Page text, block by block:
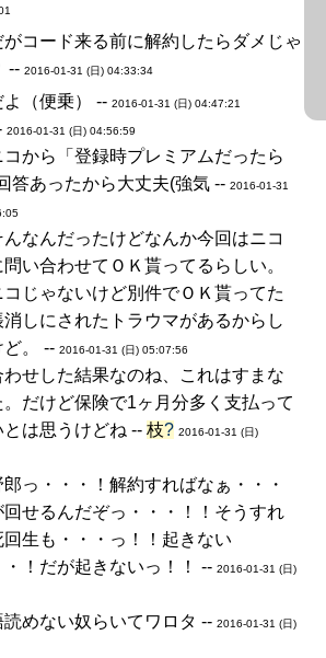
がコード来る前に解約したらダメじゃ
-- 2016-01-31 (日) 04:33:34
よ（便乗） -- 2016-01-31 (日) 04:47:21
2016-01-31 (日) 04:56:59
コから「登録時プレミアムだったら
答あったから大丈夫(強気 -- 2016-01-31
なんだったけどなんか今回はニコ
い合わせてＯＫ貰ってるらしい。
コじゃないけど別件でＯＫ貰ってた
消しにされたトラウマがあるからし
ど。 -- 2016-01-31 (日) 05:07:56
わせした結果なのね、これはすまな
。だけど保険で1ヶ月分多く支払って
とは思うけどね -- 枝? 2016-01-31 (日)
っ・・・！解約すればなぁ・・・
回せるんだぞっ・・・！！そうすれ
回生も・・・っ！！起きない
・！だが起きないっ！！ -- 2016-01-31 (日)
読めない奴らいてワロタ -- 2016-01-31 (日)